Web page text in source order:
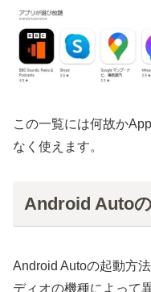
この一覧には何故か
なく使えます。
Android Auto
Android Autoの起動方
ディオの機種によって